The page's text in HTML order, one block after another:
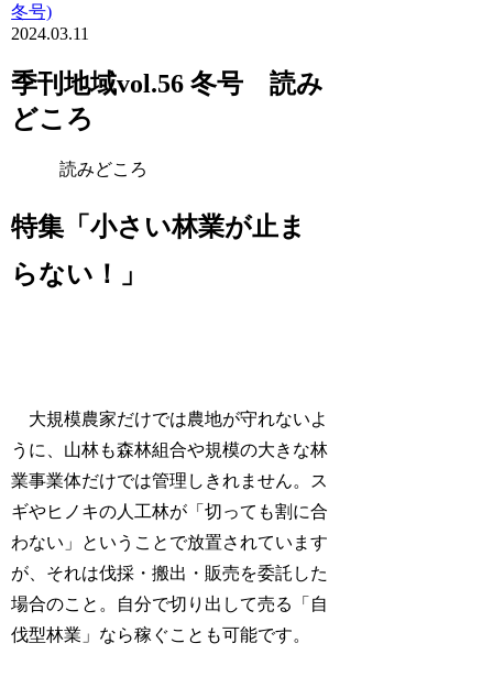
冬号)
2024.03.11
季刊地域vol.56 冬号 読み
どころ
読みどころ
特集「小さい林業が止ま
らない！
」
大規模農家だけでは農地が守れないよ
うに、山林も森林組合や規模の大きな林
業事業体だけでは管理しきれません。ス
ギやヒノキの人工林が「切っても割に合
わない」ということで放置されています
が、それは伐採・搬出・販売を委託した
場合のこと。自分で切り出して売る「自
伐型林業」なら稼ぐことも可能です。